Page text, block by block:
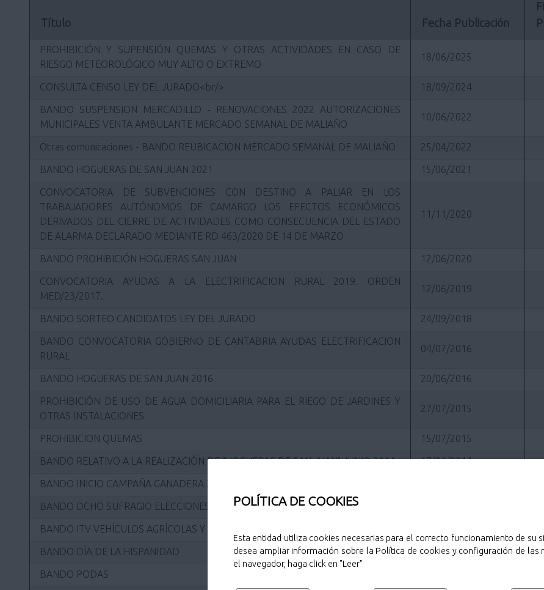
POLÍTICA DE COOKIES
Esta entidad utiliza cookies necesarias para el correcto funcionamiento de su
desea ampliar información sobre la Política de cookies y configuración de las
el navegador, haga click en "Leer"
Título Fecha Publicación
PROHIBICIÓN Y SUPENSIÓN QUEMAS Y OTRAS ACTIVIDADES EN CASO DE
RIESGO METEOROLÓGICO MUY ALTO O EXTREMO
18/06/2025
CONSULTA CENSO LEY DEL JURADO<br/> 18/09/2024
BANDO SUSPENSION MERCADILLO - RENOVACIONES 2022 AUTORIZACIONES
MUNICIPALES VENTA AMBULANTE MERCADO SEMANAL DE MALIAÑO
10/06/2022
Otras comunicaciones - BANDO REUBICACION MERCADO SEMANAL DE MALIAÑO 25/04/2022
BANDO HOGUERAS DE SAN JUAN 2021 15/06/2021
CONVOCATORIA DE SUBVENCIONES CON DESTINO A PALIAR EN LOS
TRABAJADORES AUTÓNOMOS DE CAMARGO LOS EFECTOS ECONÓMICOS
DERIVADOS DEL CIERRE DE ACTIVIDADES COMO CONSECUENCIA DEL ESTADO
DE ALARMA DECLARADO MEDIANTE RD 463/2020 DE 14 DE MARZO
11/11/2020
BANDO PROHIBICIÓN HOGUERAS SAN JUAN 12/06/2020
CONVOCATORIA AYUDAS A LA ELECTRIFICACION RURAL 2019. ORDEN
MED/23/2017.
12/06/2019
BANDO SORTEO CANDIDATOS LEY DEL JURADO 24/09/2018
BANDO CONVOCATORIA GOBIERNO DE CANTABRIA AYUDAS ELECTRIFICACION
RURAL
04/07/2016
BANDO HOGUERAS DE SAN JUAN 2016 20/06/2016
PROHIBICIÓN DE USO DE AGUA DOMICILIARIA PARA EL RIEGO DE JARDINES Y
OTRAS INSTALACIONES
27/07/2015
PROHIBICION QUEMAS 15/07/2015
BANDO RELATIVO A LA REALIZACIÓN DE "HOGUERAS DE SAN JUAN" JUNIO 2014 17/06/2014
BANDO INICIO CAMPAÑA GANADERA 2011
BANDO DCHO SUFRAGIO ELECCIONES MUNICIPALES
BANDO ITV VEHÍCULOS AGRÍCOLAS Y CICLOMOTORES A DOS RUEDAS
BANDO DÍA DE LA HISPANIDAD 22/09/2010
BANDO PODAS